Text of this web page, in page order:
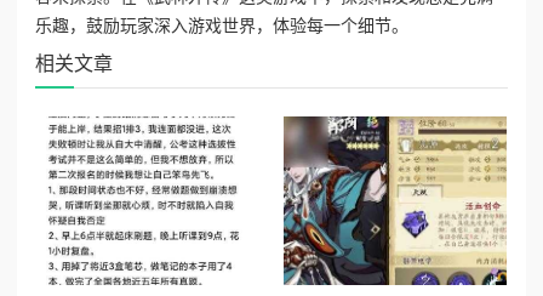
乐趣，鼓励玩家深入游戏世界，体验每一个细节。
相关文章